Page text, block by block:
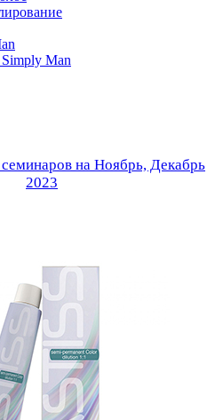
Man
на Ноябрь, Декабрь
2023